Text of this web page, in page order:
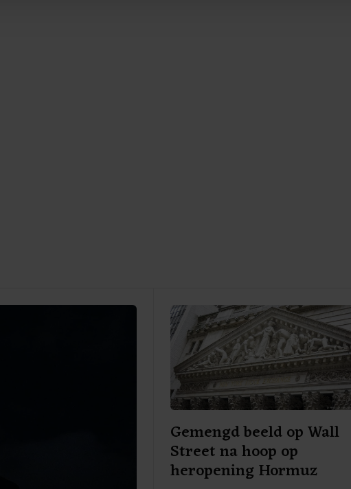
Gemengd beeld op Wall
Street na hoop op
heropening Hormuz